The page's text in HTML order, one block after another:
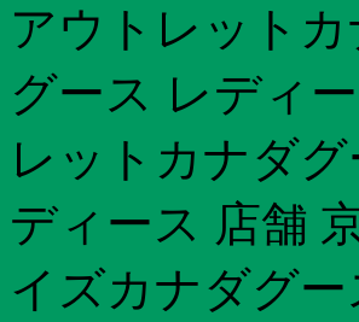
アウトレット
グース レディ
レットカナダ
ディース 店舗
イズカナダグ